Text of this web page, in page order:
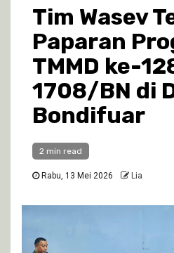
Tim Wasev
Paparan
TMMD ke-
1708/BN di
Bondifuar
2 min read
Rabu, 13 Mei 2026 Lia